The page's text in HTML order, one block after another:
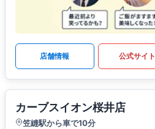
店舗情報 公式サイト
カーブスイオン桜井店
笠縫駅から車で10分